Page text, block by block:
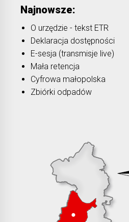
Najnowsze:
O urzędzie - tekst ETR
Deklaracja dostępności
E-sesja (transmisje live)
Mała retencja
Cyfrowa małopolska
Zbiórki odpadów